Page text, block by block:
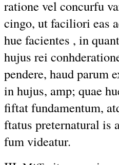
ratione vel concurfu
cingo, ut faciliori eas
hue facientes , in
hujus rei
pendere, haud parum
in hujus, amp; quae
fiftat fundamentum,
ftatus preternatural is
fum videatur.